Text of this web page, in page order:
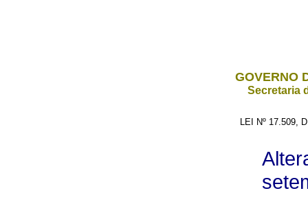
GOVERNO
Secretaria
LEI Nº 17.509,